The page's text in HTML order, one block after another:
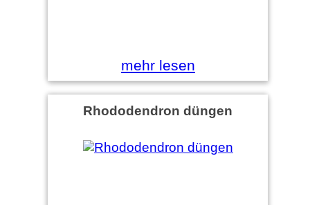
mehr lesen
Rhododendron düngen